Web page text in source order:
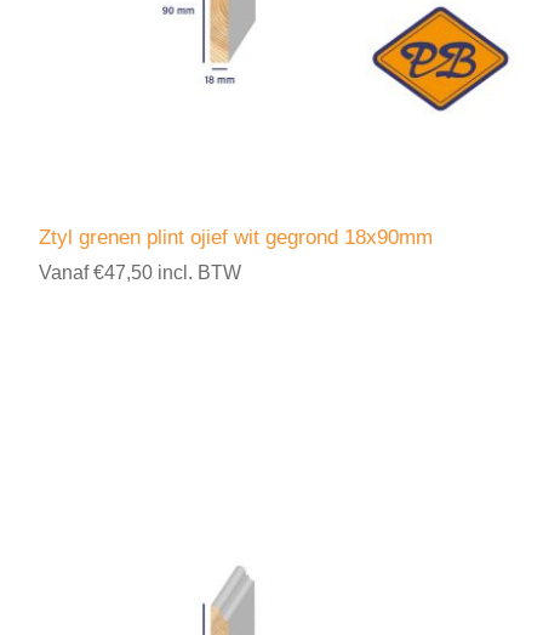
Ztyl grenen plint ojief wit gegrond 18x90mm
Vanaf €47,50 incl. BTW